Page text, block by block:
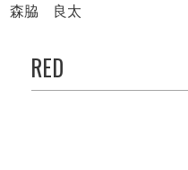
森脇 良太
RED